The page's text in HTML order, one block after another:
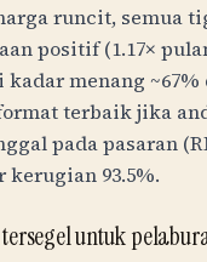
runcit, semua
positif (1.17×
menang ~67%
terbaik jika
pada pasaran (
93.5%.
untuk